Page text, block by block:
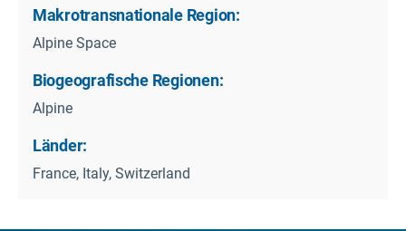
Makrotransnationale Region:
Alpine Space
Biogeografische Regionen:
Alpine
Länder:
France, Italy, Switzerland